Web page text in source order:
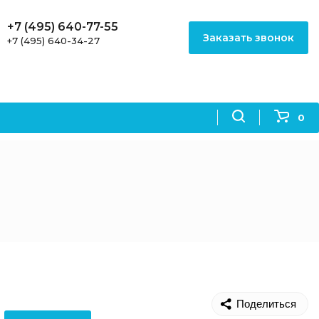
0
+7 (495) 640-77-55
+7 (495) 640-34-27 Заказать звонок
Поделиться